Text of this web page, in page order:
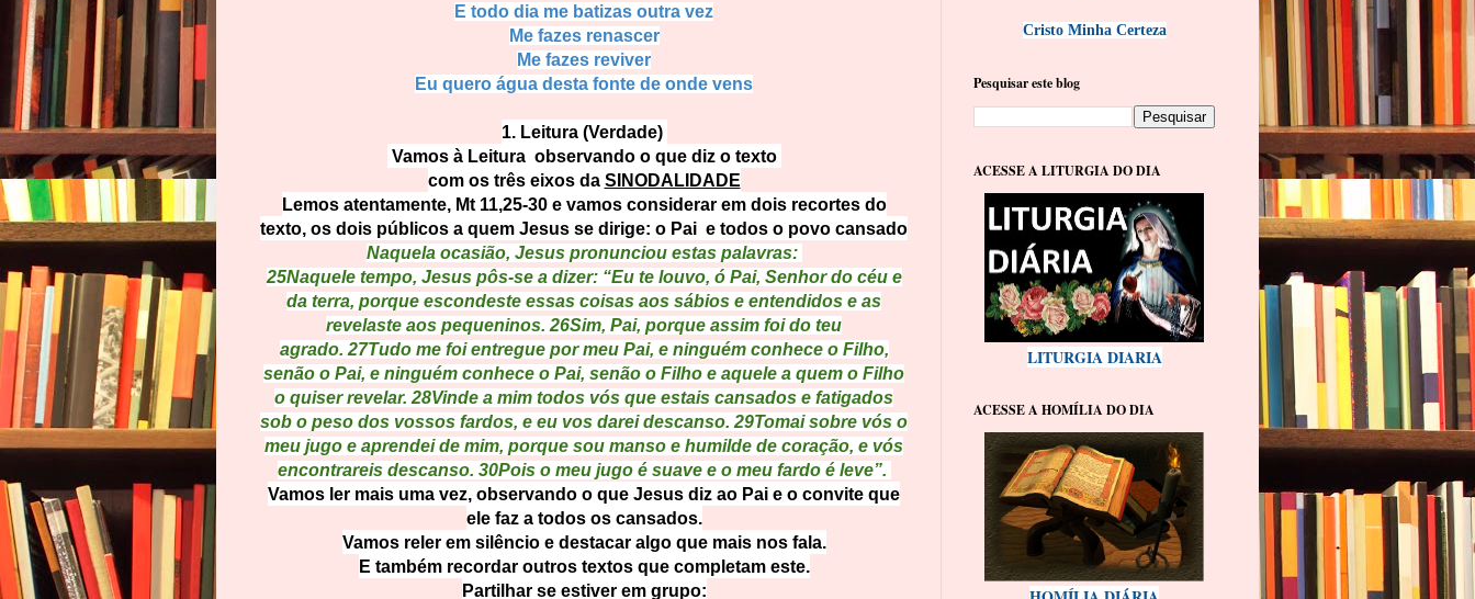
E todo dia me batizas outra vez
Me fazes renascer
Me fazes reviver
Eu quero água desta fonte de onde vens
1. Leitura (Verdade)
Vamos à Leitura observando o que diz o texto
com os três eixos da SINODALIDADE
Lemos atentamente, Mt 11,25-30 e vamos considerar em dois recortes do
texto, os dois públicos a quem Jesus se dirige: o Pai e todos o povo cansado
Naquela ocasião, Jesus pronunciou estas palavras:
25Naquele tempo, Jesus pôs-se a dizer: “Eu te louvo, ó Pai, Senhor do céu e
da terra, porque escondeste essas coisas aos sábios e entendidos e as
revelaste aos pequeninos. 26Sim, Pai, porque assim foi do teu
agrado. 27Tudo me foi entregue por meu Pai, e ninguém conhece o Filho,
senão o Pai, e ninguém conhece o Pai, senão o Filho e aquele a quem o Filho
o quiser revelar. 28Vinde a mim todos vós que estais cansados e fatigados
sob o peso dos vossos fardos, e eu vos darei descanso. 29Tomai sobre vós o
meu jugo e aprendei de mim, porque sou manso e humilde de coração, e vós
encontrareis descanso. 30Pois o meu jugo é suave e o meu fardo é leve”.
Vamos ler mais uma vez, observando o que Jesus diz ao Pai e o convite que
ele faz a todos os cansados.
Vamos reler em silêncio e destacar algo que mais nos fala.
E também recordar outros textos que completam este.
Partilhar se estiver em grupo:
Cristo Minha Certeza
Pesquisar este blog
ACESSE A LITURGIA DO DIA
LITURGIA DIARIA
ACESSE A HOMÍLIA DO DIA